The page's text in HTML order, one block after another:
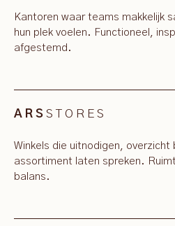
Kantoren waar teams makkelijk
hun plek voelen. Functioneel,
afgestemd.
ARS STORES
Winkels die uitnodigen, overzicht
assortiment laten spreken.
balans.